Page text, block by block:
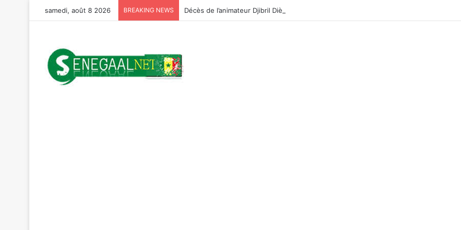
samedi, août 8 2026 BREAKING NEWS Décès de l’animateur Djibril Dièye de TFM